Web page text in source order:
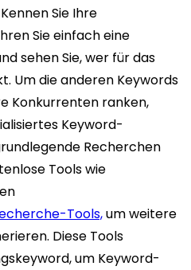
Sie Ihre
Sie einfach eine
sehen Sie, wer für das
Um die anderen Keywords
Konkurrenten ranken,
Keyword-
Recherchen
Tools wie
Tools,um weitere
Diese Tools
um Keyword-